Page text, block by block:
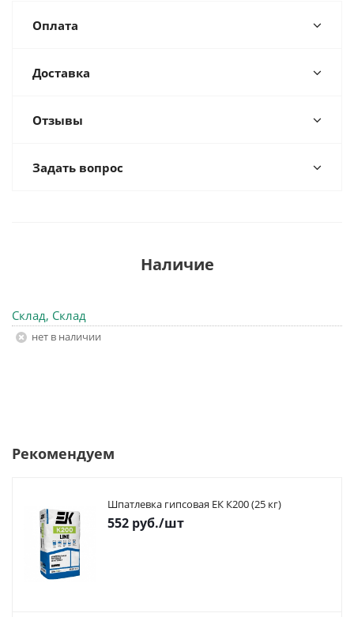
Оплата
Доставка
Отзывы
Задать вопрос
Наличие
Склад, Склад
Нет в наличии
Рекомендуем
Шпатлевка гипсовая ЕК К200 (25 кг)
552 руб./шт